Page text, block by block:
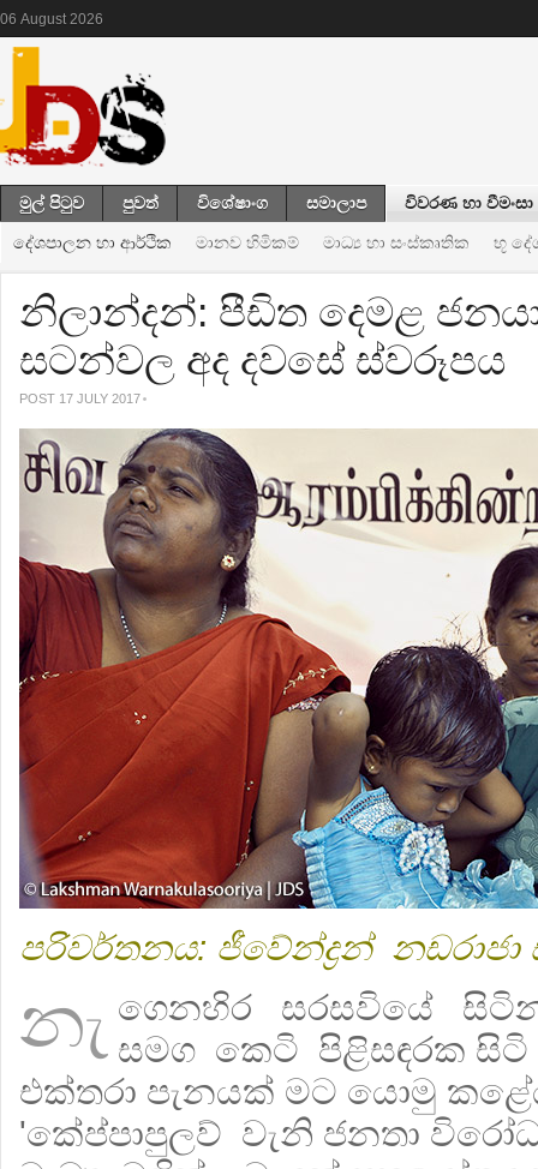
06 August 2026
මුල් පිටුව පුවත් විශේෂාංග සමාලාප විවරණ හා වීමංසා
දේශපාලන හා ආර්ථික මානව හිමිකම් මාධ්‍ය හා සංස්කෘතික භූ
නිලාන්දන්: පීඩිත දෙමළ
සටන්වල අද දවසේ ස්වරූපය
POST 17 JULY 2017
පරිවර්තනය: ජීවේන්ද්‍රන්
නැ ගෙනහිර සරසවියේ
සමග කෙටි පිළිසඳරක සිටි
එක්තරා පැනයක් මට යොමු
'කේප්පාපුලව් වැනි ජනතා